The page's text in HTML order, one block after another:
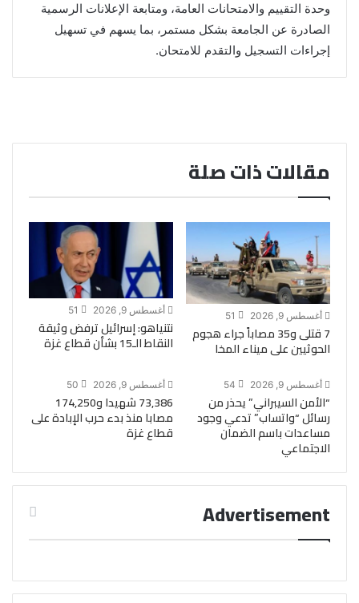
وحدة التقييم والامتحانات العامة، ومتابعة الإعلانات الرسمية
الصادرة عن الجامعة بشكل مستمر، بما يسهم في تسهيل
إجراءات التسجيل والتقدم للامتحان.
مقالات ذات صلة
أغسطس 9, 2026 51
7 قتلى و35 مصاباً جراء هجوم
الحوثيين على ميناء المخا
أغسطس 9, 2026 51
نتنياهو: إسرائيل ترفض وثيقة
النقاط الـ15 بشأن قطاع غزة
أغسطس 9, 2026 54
“الأمن السيبراني” يحذر من
رسائل “واتساب” تدعي وجود
مساعدات باسم الضمان
الاجتماعي
أغسطس 9, 2026 50
73,386 شهيدا و174,250
مصابا منذ بدء حرب الإبادة على
قطاع غزة
Advertisement